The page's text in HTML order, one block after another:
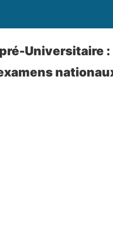
Universitaire